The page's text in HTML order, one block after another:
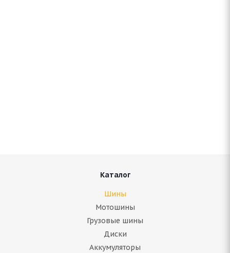
Каталог
Шины
Мотошины
Грузовые шины
Диски
Аккумуляторы